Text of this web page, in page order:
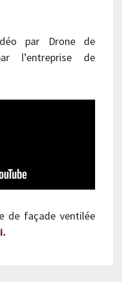
par Drone de
l’entreprise de
de façade ventilée
.